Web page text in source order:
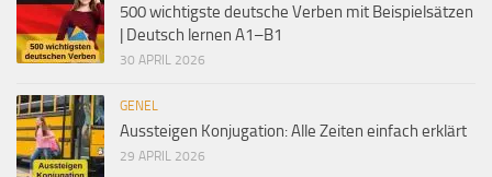
500 wichtigste deutsche Verben mit Beispielsätzen
| Deutsch lernen A1–B1
30 APRIL 2026
GENEL
Aussteigen Konjugation: Alle Zeiten einfach erklärt
29 APRIL 2026